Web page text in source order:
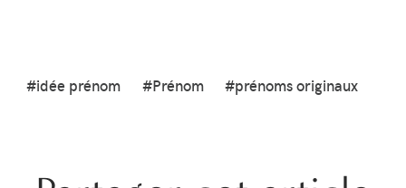
#idée prénom #Prénom #prénoms originaux